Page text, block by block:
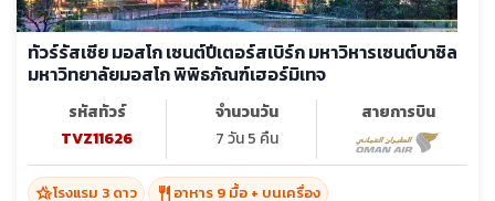
ทัวร์รัสเซีย มอสโก เซนต์ปีเตอร์สเบิร์ก มหาวิหารเซนต์บาซิล
มหาวิทยาลัยมอสโก พิพิธภัณฑ์เฮอร์มิเทจ
รหัสทัวร์
TVZ11626
จำนวนวัน
7 วัน 5 คืน
สายการบิน
hotel_classโรงแรม 3 ดาว restaurant อาหาร 9 มื้อ + บนเครื่อง